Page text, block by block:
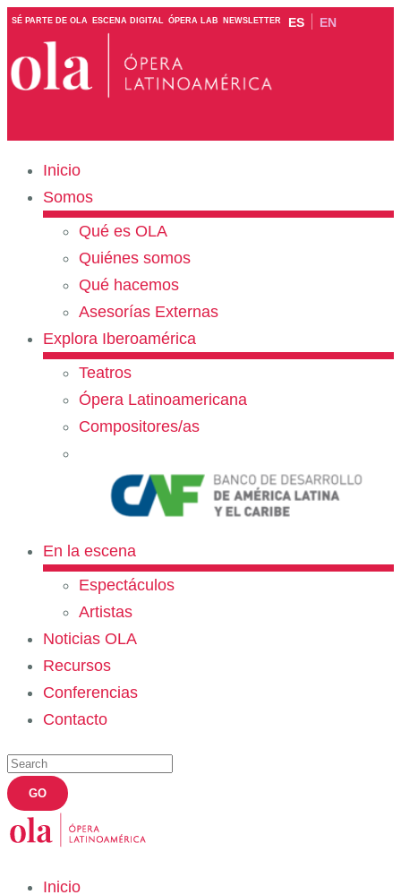
SÉ PARTE DE OLA ESCENA DIGITAL ÓPERA LAB NEWSLETTER ES EN
Inicio
Somos
Qué es OLA
Quiénes somos
Qué hacemos
Asesorías Externas
Explora Iberoamérica
Teatros
Ópera Latinoamericana
Compositores/as
En la escena
Espectáculos
Artistas
Noticias OLA
Recursos
Conferencias
Contacto
Inicio